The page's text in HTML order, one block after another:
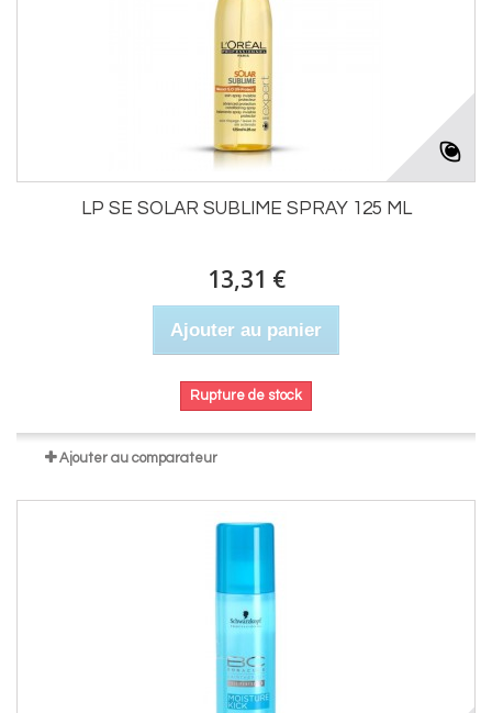
LP SE SOLAR SUBLIME SPRAY 125 ML
13,31 €
Ajouter au panier
Rupture de stock
Ajouter au comparateur